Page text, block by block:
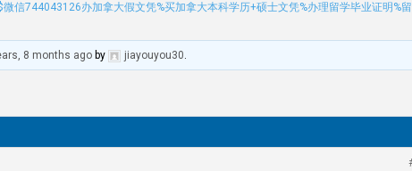
信744043126办加拿大假文凭%买加拿大本科学历+硕士文凭%办理留学毕业证明%
8 months ago by jiayouyou30.